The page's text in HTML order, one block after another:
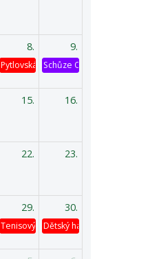
8.
Pytlovská káď
9.
Schůze OV
15. 16.
22. 23.
29.
Tenisový turnaj
30.
Dětský hasičský výlet